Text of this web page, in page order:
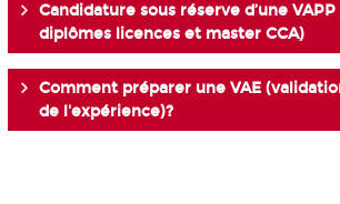
Candidature sous réserve d’une
diplômes licences et master CCA)
Comment préparer une VAE
de l'expérience)?